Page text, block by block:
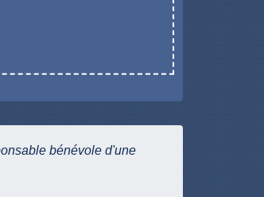
bénévole d'une